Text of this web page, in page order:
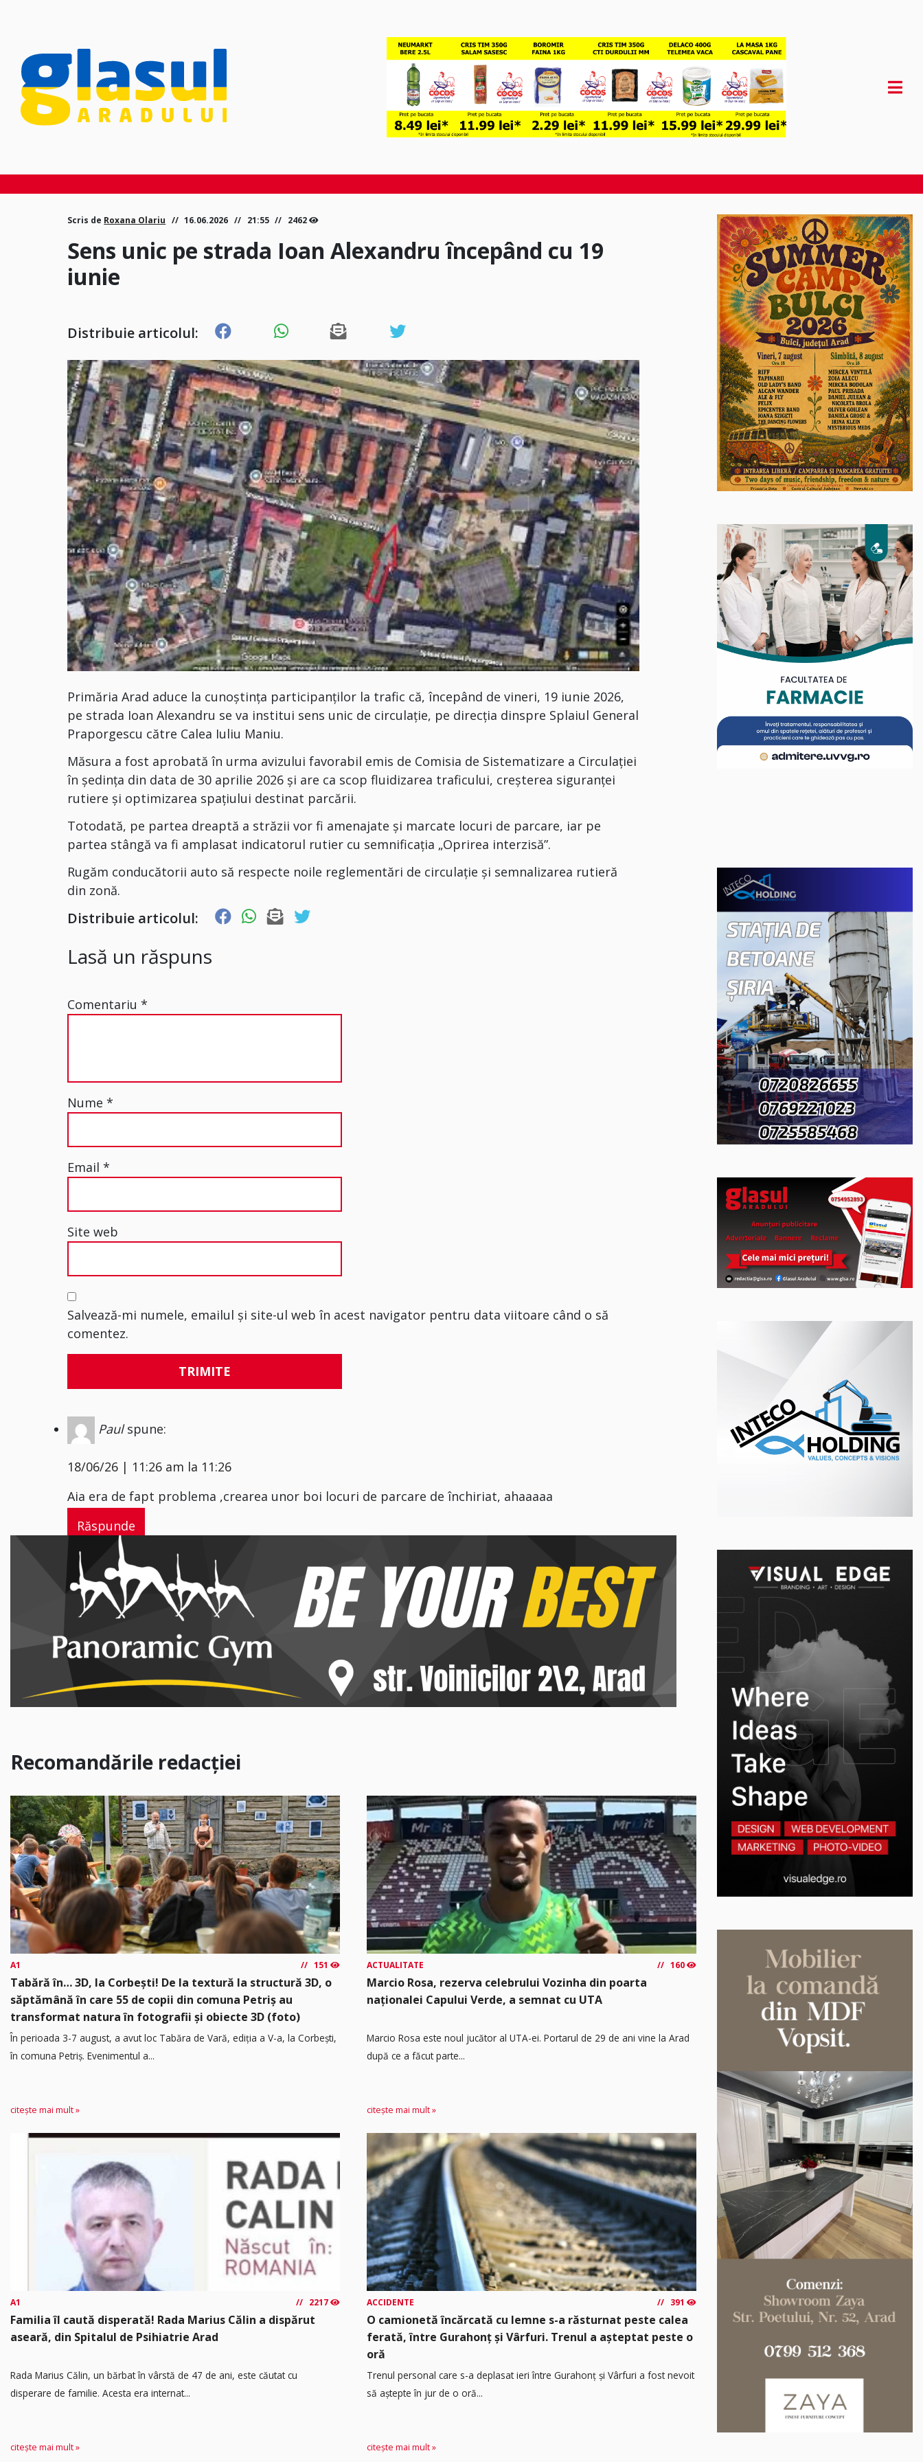
Scris de Roxana Olariu 16.06.2026 21:55 2462
Sens unic pe strada Ioan Alexandru începând cu 19
iunie
Distribuie articolul:
Primăria Arad aduce la cunoștința participanților la trafic că, începând de vineri, 19 iunie 2026,
pe strada Ioan Alexandru se va institui sens unic de circulație, pe direcția dinspre Splaiul General
Praporgescu către Calea Iuliu Maniu.
Măsura a fost aprobată în urma avizului favorabil emis de Comisia de Sistematizare a Circulației
în ședința din data de 30 aprilie 2026 și are ca scop fluidizarea traficului, creșterea siguranței
rutiere și optimizarea spațiului destinat parcării.
Totodată, pe partea dreaptă a străzii vor fi amenajate și marcate locuri de parcare, iar pe
partea stângă va fi amplasat indicatorul rutier cu semnificația „Oprirea interzisă”.
Rugăm conducătorii auto să respecte noile reglementări de circulație și semnalizarea rutieră
din zonă.
Distribuie articolul:
Lasă un răspuns
Comentariu*
Nume*
Email*
Site web
Salvează-mi numele, emailul și site-ul web în acest navigator pentru data viitoare când o să
comentez.
Paul spune:
18/06/26 | 11:26 am la 11:26
Aia era de fapt problema ,crearea unor boi locuri de parcare de închiriat, ahaaaaa
Răspunde
Recomandările redacției
A1 151
Tabără în… 3D, la Corbești! De la textură la structură 3D, o
săptămână în care 55 de copii din comuna Petriș au
transformat natura în fotografii și obiecte 3D (foto)
În perioada 3-7 august, a avut loc Tabăra de Vară, ediția a V-a, la Corbești,
în comuna Petriș. Evenimentul a...
citește mai mult »
ACTUALITATE 160
Marcio Rosa, rezerva celebrului Vozinha din poarta
naționalei Capului Verde, a semnat cu UTA
Marcio Rosa este noul jucător al UTA-ei. Portarul de 29 de ani vine la Arad
după ce a făcut parte...
citește mai mult »
A1 2217
Familia îl caută disperată! Rada Marius Călin a dispărut
aseară, din Spitalul de Psihiatrie Arad
Rada Marius Călin, un bărbat în vârstă de 47 de ani, este căutat cu
disperare de familie. Acesta era internat...
citește mai mult »
ACCIDENTE 391
O camionetă încărcată cu lemne s-a răsturnat peste calea
ferată, între Gurahonț și Vârfuri. Trenul a așteptat peste o
oră
Trenul personal care s-a deplasat ieri între Gurahonț și Vârfuri a fost nevoit
să aștepte în jur de o oră...
citește mai mult »